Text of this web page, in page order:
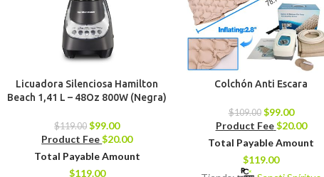
Licuadora Silenciosa Hamilton
Beach 1,41 L – 48Oz 800W (Negra)
$119.00 $99.00
Product Fee$20.00
Total Payable Amount
$119.00
Colchón Anti Escara
$109.00 $99.00
Product Fee $20.00
Total Payable Amount
$119.00